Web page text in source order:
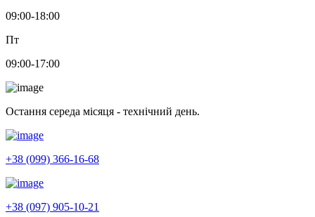
09:00-18:00
Пт
09:00-17:00
Остання середа місяця - технічний день.
+38 (099) 366-16-68
+38 (097) 905-10-21